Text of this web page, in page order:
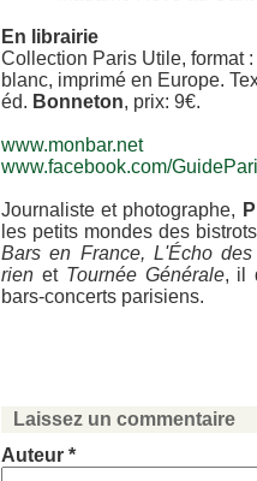
En librairie
Collection Paris Utile, format
blanc, imprimé en Europe.
éd. Bonneton, prix: 9€.
www.monbar.net
www.facebook.com/
Journaliste et photographe,
les petits mondes des
Bars en France, L'Écho
rien et Tournée Générale, il
bars-concerts parisiens.
Laissez un commentaire
Auteur *